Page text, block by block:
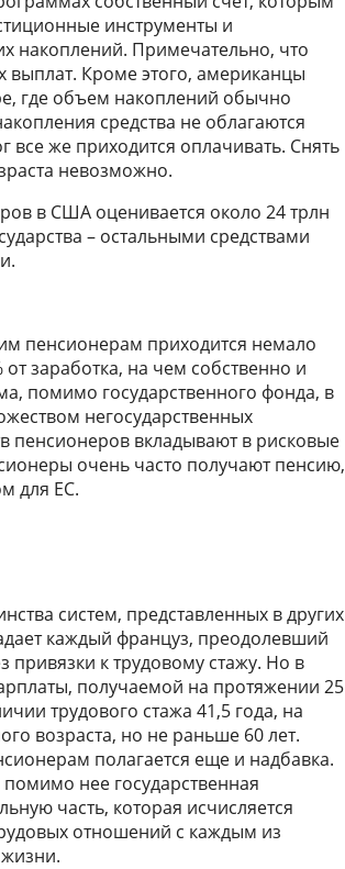
инструменты и
накоплений. Примечательно, что
Кроме этого, американцы
где объем накоплений обычно
средства не облагаются
же приходится оплачивать. Снять
невозможно.
в США оценивается около 24 трлн
– остальными средствами
пенсионерам приходится немало
заработка, на чем собственно и
помимо государственного фонда, в
негосударственных
пенсионеров вкладывают в рисковые
очень часто получают пенсию,
для ЕС.
систем, представленных в других
каждый француз, преодолевший
к трудовому стажу. Но в
получаемой на протяжении 25
трудового стажа 41,5 года, на
возраста, но не раньше 60 лет.
полагается еще и надбавка.
нее государственная
часть, которая исчисляется
отношений с каждым из